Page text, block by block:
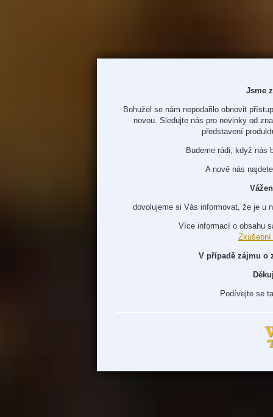
Jsme
Bohužel se nám nepodařilo obnovit
novou. Sledujte nás pro novinky od
představení
Budeme rádi, když nás
A nově nás
dovolujeme si Vás informovat, že je u
Více informací o obsahu
Zkušební
V případě zájmu o
Podívejte se